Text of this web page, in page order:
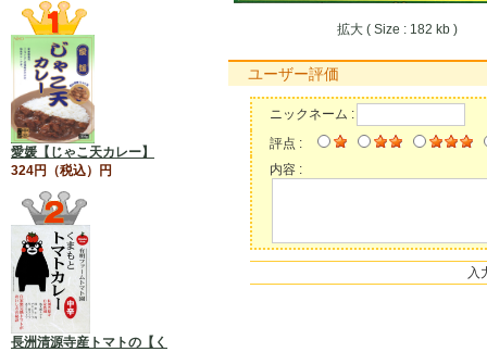
愛媛【じゃこ天カレー】
324円（税込）円
長洲清源寺産トマトの【く
拡大 ( Size : 182 kb )
ユーザー評価
ニックネーム :
評点 :
内容 :
入